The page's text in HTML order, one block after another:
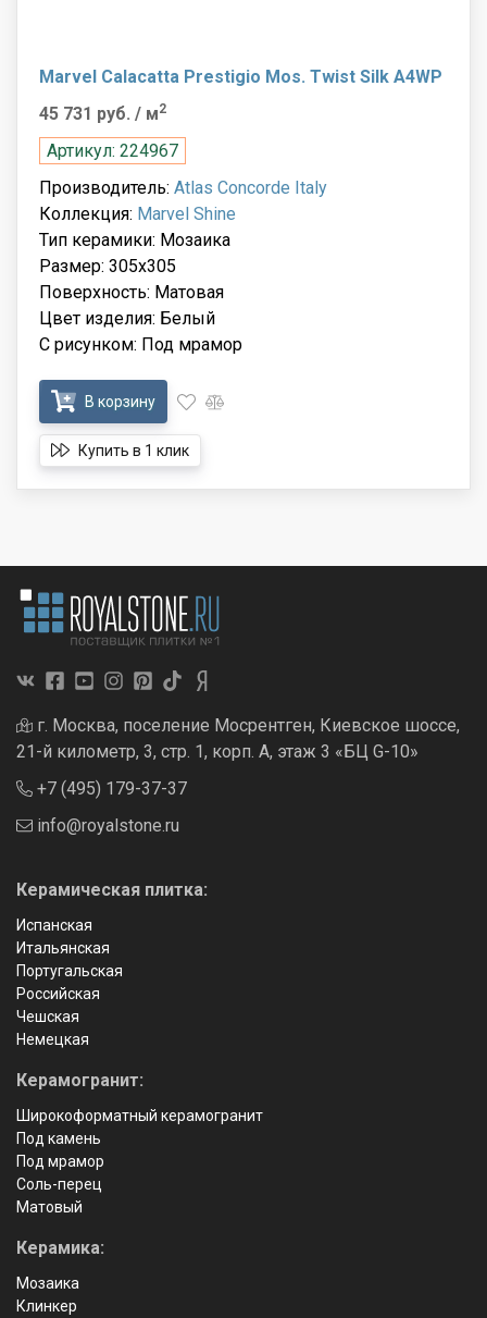
Marvel Calacatta Prestigio Mos. Twist Silk A4WP
45 731 руб. / м2
Артикул: 224967
Производитель: Atlas Concorde Italy
Коллекция: Marvel Shine
Тип керамики: Мозаика
Размер: 305x305
Поверхность: Матовая
Цвет изделия: Белый
С рисунком: Под мрамор
В корзину
Купить в 1 клик
г. Москва, поселение Мосрентген, Киевское шоссе,
21-й километр, 3, стр. 1, корп. А, этаж 3 «БЦ G-10»
+7 (495) 179-37-37
info@royalstone.ru
Керамическая плитка:
Испанская
Итальянская
Португальская
Российская
Чешская
Немецкая
Керамогранит:
Широкоформатный керамогранит
Под камень
Под мрамор
Соль-перец
Матовый
Керамика:
Мозаика
Клинкер